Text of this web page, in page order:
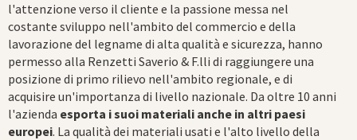
l'attenzione verso il cliente e la passione messa nel
costante sviluppo nell'ambito del commercio e della
lavorazione del legname di alta qualità e sicurezza, hanno
permesso alla Renzetti Saverio & F.lli di raggiungere una
posizione di primo rilievo nell'ambito regionale, e di
acquisire un'importanza di livello nazionale. Da oltre 10 anni
l'azienda esporta i suoi materiali anche in altri paesi
europei. La qualità dei materiali usati e l'alto livello della